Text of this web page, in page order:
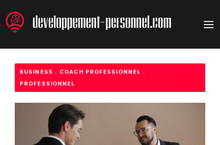
au
contenu
BUSINESS . COACH PROFESSIONNEL .
PROFESSIONNEL